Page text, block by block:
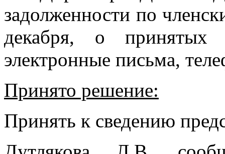
задолженности по
декабря, о
электронные письма,
Принято решение:
Принять к сведению